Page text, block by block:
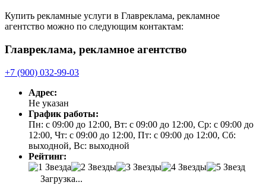
Купить рекламные услуги в Главреклама, рекламное
агентство можно по следующим контактам:
Главреклама, рекламное агентство
+7 (900) 032-99-03
Адрес:
Не указан
График работы:
Пн: с 09:00 до 12:00, Вт: с 09:00 до 12:00, Ср: с 09:00 до
12:00, Чт: с 09:00 до 12:00, Пт: с 09:00 до 12:00, Сб:
выходной, Вс: выходной
Рейтинг:
Загрузка...